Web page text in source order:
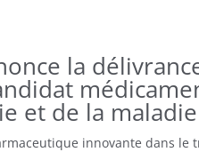
la
et de la
innovante dans